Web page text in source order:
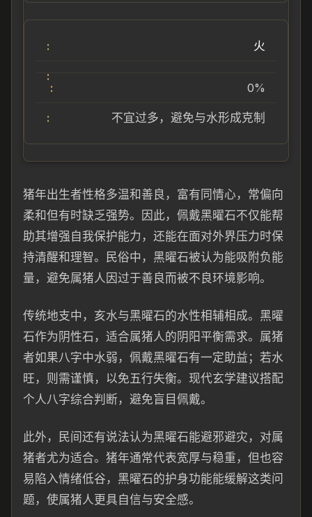
火
0%
不宜过多，避免与水形成克制
猪年出生者性格多温和善良，富有同情心，常偏向
柔和但有时缺乏强势。因此，佩戴黑曜石不仅能帮
助其增强自我保护能力，还能在面对外界压力时保
持清醒和理智。民俗中，黑曜石被认为能吸附负能
量，避免属猪人因过于善良而被不良环境影响。
传统地支中，亥水与黑曜石的水性相辅相成。黑曜
石作为阴性石，适合属猪人的阴阳平衡需求。属猪
者如果八字中水弱，佩戴黑曜石有一定助益；若水
旺，则需谨慎，以免五行失衡。现代玄学建议搭配
个人八字综合判断，避免盲目佩戴。
此外，民间还有说法认为黑曜石能避邪避灾，对属
猪者尤为适合。猪年通常代表宽厚与稳重，但也容
易陷入情绪低谷，黑曜石的护身功能能缓解这类问
题，使属猪人更具自信与安全感。